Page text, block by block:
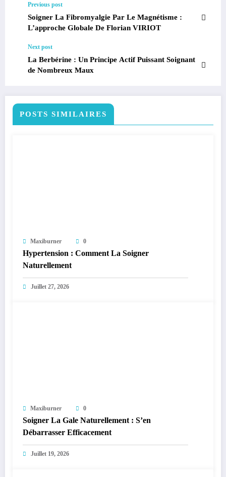
Previous post
Soigner La Fibromyalgie Par Le Magnétisme :
L’approche Globale De Florian VIRIOT
Next post
La Berbérine : Un Principe Actif Puissant Soignant
de Nombreux Maux
POSTS SIMILAIRES
Maxiburner 0
Hypertension : Comment La Soigner
Naturellement
Juillet 27, 2026
Maxiburner 0
Soigner La Gale Naturellement : S’en
Débarrasser Efficacement
Juillet 19, 2026